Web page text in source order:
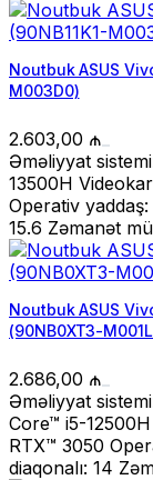
Noutbuk ASUS
M003D0)
2.603,00 ₼
Əməliyyat
13500H
Operativ yaddaş:
15.6 Zəmanət
Noutbuk ASUS
(90NB0XT3-
2.686,00 ₼
Əməliyyat
Core™ i5-
RTX™ 3050
diaqonalı: 14